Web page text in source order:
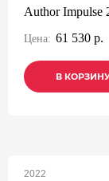
Author Impulse
Цена: 61 530 р.
В
В
В
2022